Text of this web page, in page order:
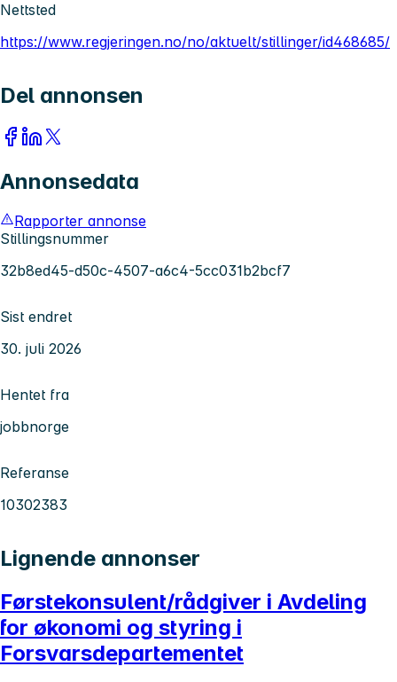
Nettsted
https://www.regjeringen.no/no/aktuelt/stillinger/id468685/
Del annonsen
Annonsedata
Rapporter annonse
Stillingsnummer
32b8ed45-d50c-4507-a6c4-5cc031b2bcf7
Sist endret
30. juli 2026
Hentet fra
jobbnorge
Referanse
10302383
Lignende annonser
Førstekonsulent/rådgiver i Avdeling
for økonomi og styring i
Forsvarsdepartementet